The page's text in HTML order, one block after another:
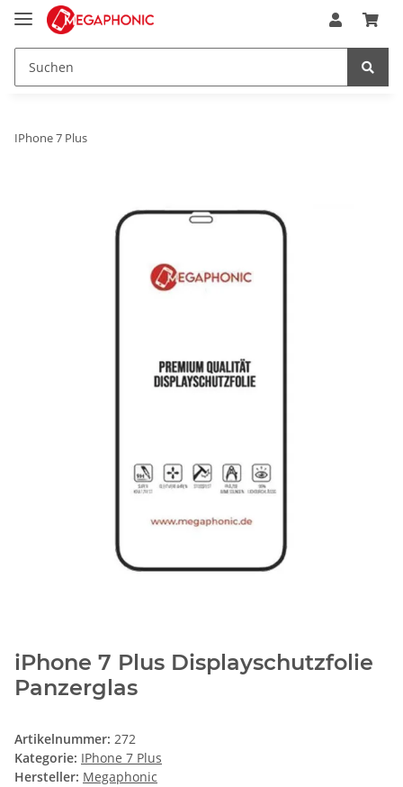
IPhone 7 Plus
iPhone 7 Plus Displayschutzfolie
Panzerglas
Artikelnummer: 272
Kategorie: IPhone 7 Plus
Hersteller: Megaphonic